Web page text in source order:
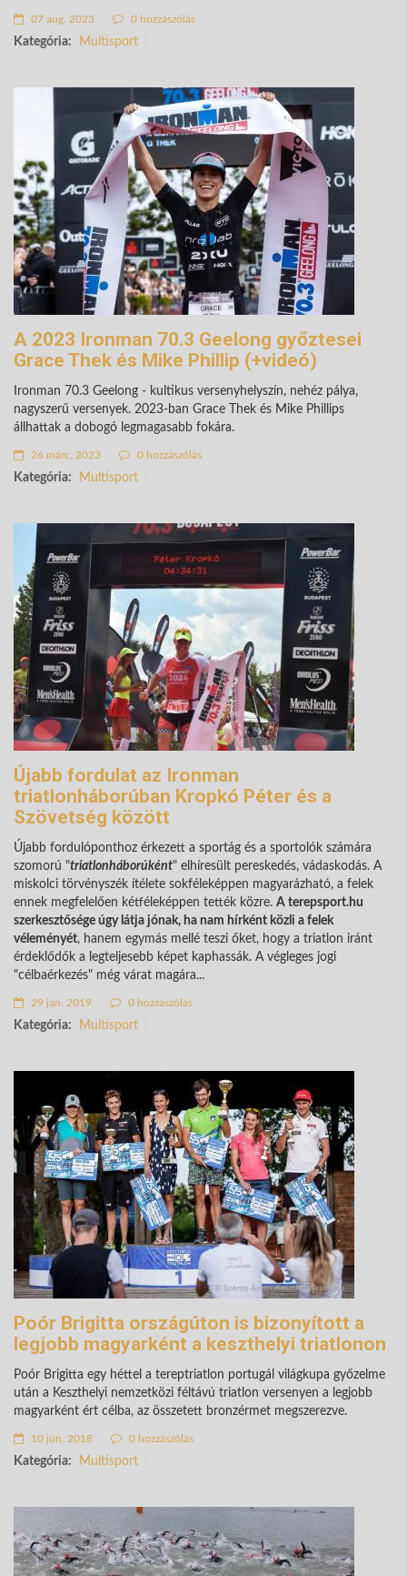
07 aug. 2023 0 hozzászólás
Kategória: Multisport
A 2023 Ironman 70.3 Geelong győztesei
Grace Thek és Mike Phillip (+videó)
Ironman 70.3 Geelong - kultikus versenyhelyszín, nehéz pálya,
nagyszerű versenyek. 2023-ban Grace Thek és Mike Phillips
állhattak a dobogó legmagasabb fokára.
26 márc. 2023 0 hozzászólás
Kategória: Multisport
Újabb fordulat az Ironman
triatlonháborúban Kropkó Péter és a
Szövetség között
Újabb fordulóponthoz érkezett a sportág és a sportolók számára
szomorú "triatlonháborúként" elhíresült pereskedés, vádaskodás. A
miskolci törvényszék ítélete sokféleképpen magyarázható, a felek
ennek megfelelően kétféleképpen tették közre. A terepsport.hu
szerkesztősége úgy látja jónak, ha nam hírként közli a felek
véleményét, hanem egymás mellé teszi őket, hogy a triatlon iránt
érdeklődők a legteljesebb képet kaphassák. A végleges jogi
"célbaérkezés" még várat magára...
29 jan. 2019 0 hozzászólás
Kategória: Multisport
Poór Brigitta országúton is bizonyított a
legjobb magyarként a keszthelyi triatlonon
Poór Brigitta egy héttel a tereptriatlon portugál világkupa győzelme
után a Keszthelyi nemzetközi féltávú triatlon versenyen a legjobb
magyarként ért célba, az összetett bronzérmet megszerezve.
10 jún. 2018 0 hozzászólás
Kategória: Multisport